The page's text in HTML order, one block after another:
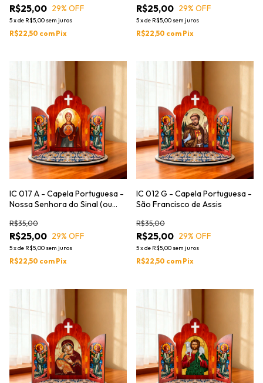
R$25,00 29% OFF
5xde R$5,00 sem juros
R$22,50 com Pix
R$25,00 29% OFF
5xde R$5,00 sem juros
R$22,50 com Pix
IC 017 A - Capela Portuguesa -
Nossa Senhora do Sinal (ou
R$25,00
R$35,00
29% OFF
5xde R$5,00 sem juros
R$22,50 com Pix
IC 012 G - Capela Portuguesa -
São Francisco de Assis
R$25,00
R$35,00
29% OFF
5xde R$5,00 sem juros
R$22,50 com Pix